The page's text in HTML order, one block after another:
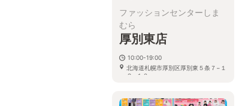
ファッションセンターしま
むら
厚別東店
10:00-19:00
北海道札幌市厚別区厚別東５条７−１
２−１０